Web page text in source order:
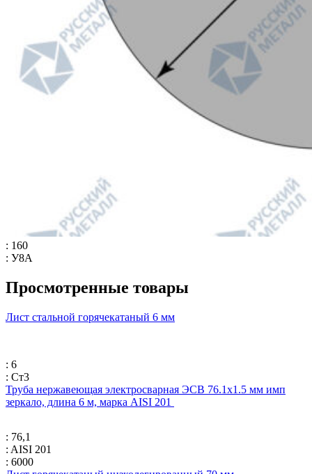
: 160
: У8А
Просмотренные товары
Лист стальной горячекатаный 6 мм
: 6
: Ст3
Труба нержавеющая электросварная ЭСВ 76.1х1.5 мм имп
зеркало, длина 6 м, марка AISI 201
: 76,1
: AISI 201
: 6000